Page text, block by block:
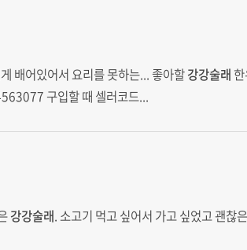
배어있어서 요리를 못하는... 좋아할강강술래
구입할 때 셀러코드...
강강술래. 소고기 먹고 싶어서 가고 싶었고 괜찮